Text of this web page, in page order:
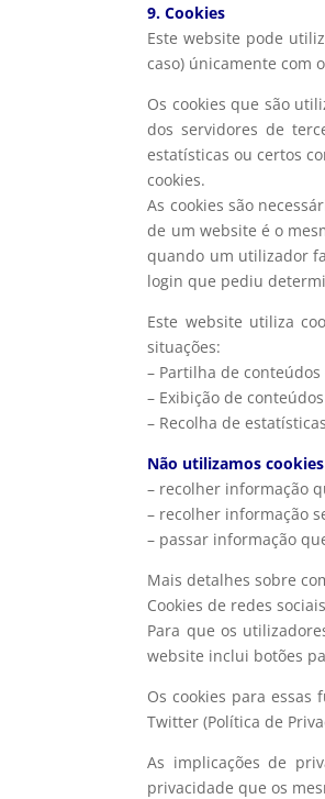
9. Cookies
Este website pode
caso) únicamente com
Os cookies que são
dos servidores de
estatísticas ou certos
cookies.
As cookies são
de um website é o
quando um utilizador
login que pediu
Este website utiliza
situações:
– Partilha de
– Exibição de
– Recolha de estatísticas
Não utilizamos
– recolher informação
– recolher informação
– passar informação
Mais detalhes sobre
Cookies de redes sociais
Para que os
website inclui botões
Os cookies para essas
Twitter (Política de
As implicações de
privacidade que os